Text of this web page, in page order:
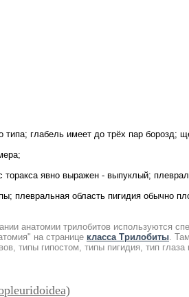
типа; глабель имеет до трёх пар борозд;
торакса явно выражен - выпуклый;
плевральная область пигидия обычно
анатомии трилобитов используются
на странице класса Трилобиты.
типы гипостом, типы пигидия, тип глаза